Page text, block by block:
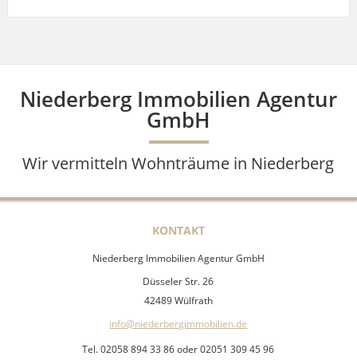
Niederberg Immobilien Agentur
GmbH
Wir vermitteln Wohnträume in Niederberg
KONTAKT
Niederberg Immobilien Agentur GmbH
Düsseler Str. 26
42489 Wülfrath
info@niederbergimmobilien.de
Tel. 02058 894 33 86 oder 02051 309 45 96